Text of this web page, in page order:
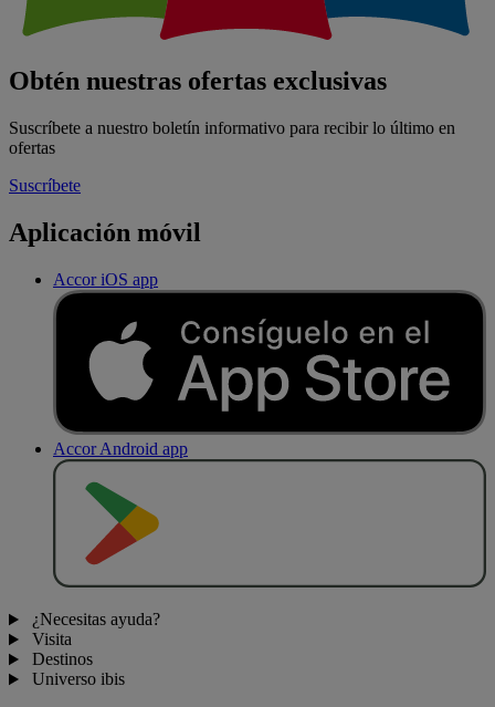
Obtén nuestras ofertas exclusivas
Suscríbete a nuestro boletín informativo para recibir lo último en
ofertas
Suscríbete
Aplicación móvil
Accor iOS app
Accor Android app
¿Necesitas ayuda?
Visita
Destinos
Universo ibis